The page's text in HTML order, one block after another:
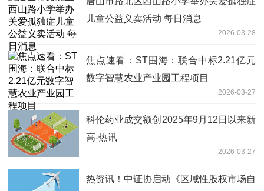
儿童公益义卖活动 每日消息
2026-03-28
焦点速看：ST围海：联合中标2.21亿元
数字智慧农业产业园工程项目
2026-03-27
科伦药业成交额创2025年9月12日以来新
高-热讯
2026-03-27
热资讯！中证协启动《区域性股权市场自